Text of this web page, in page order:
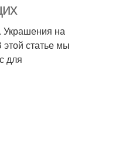
Украшения на
статье мы
для